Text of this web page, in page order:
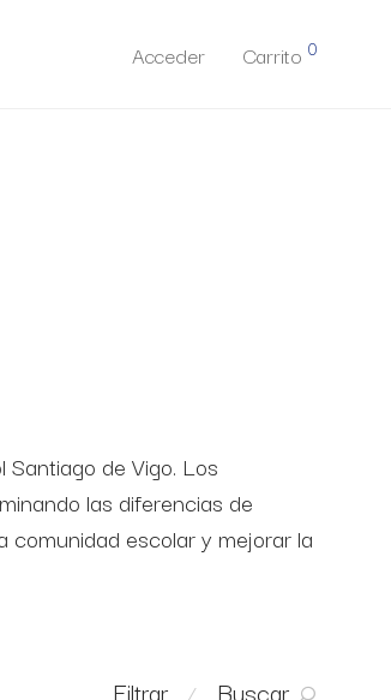
Acceder Carrito 0
de Vigo. Los
las diferencias de
comunidad escolar y mejorar la
Filtrar ⁄ Buscar